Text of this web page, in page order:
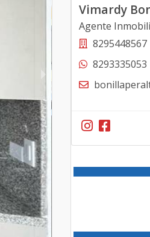
Vimardy
Agente
8295448567
8293335053